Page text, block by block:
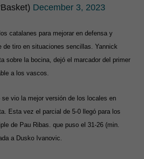
December 3, 2023
catalanes para mejorar en defensa y
de tiro en situaciones sencillas. Yannick
sobre la bocina, dejó el marcador del primer
a los vascos.
se vio la mejor versión de los locales en
Esta vez el parcial de 5-0 llegó para los
de Pau Ribas. que puso el 31-26 (min.
a Dusko Ivanovic.